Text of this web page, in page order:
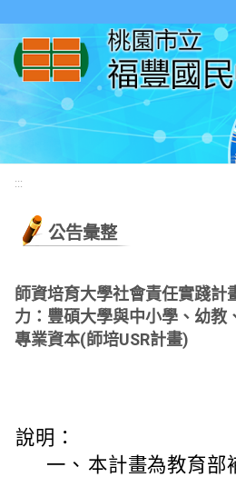
:::
公告彙整
師資培育大學社會責任實踐計
力：豐碩大學與中小學、幼教
專業資本(師培USR計畫)
說明：
一、 本計畫為教育部